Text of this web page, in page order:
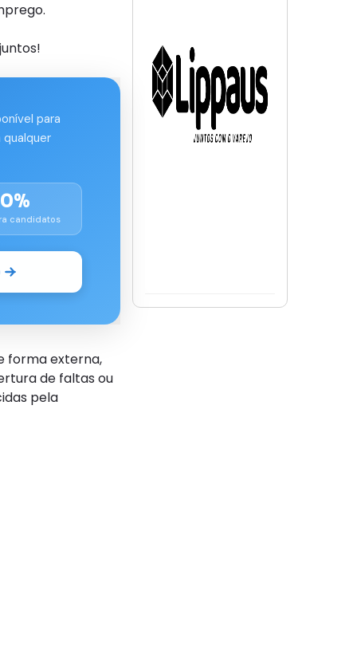
para
candidatos
forma externa,
de faltas ou
pela